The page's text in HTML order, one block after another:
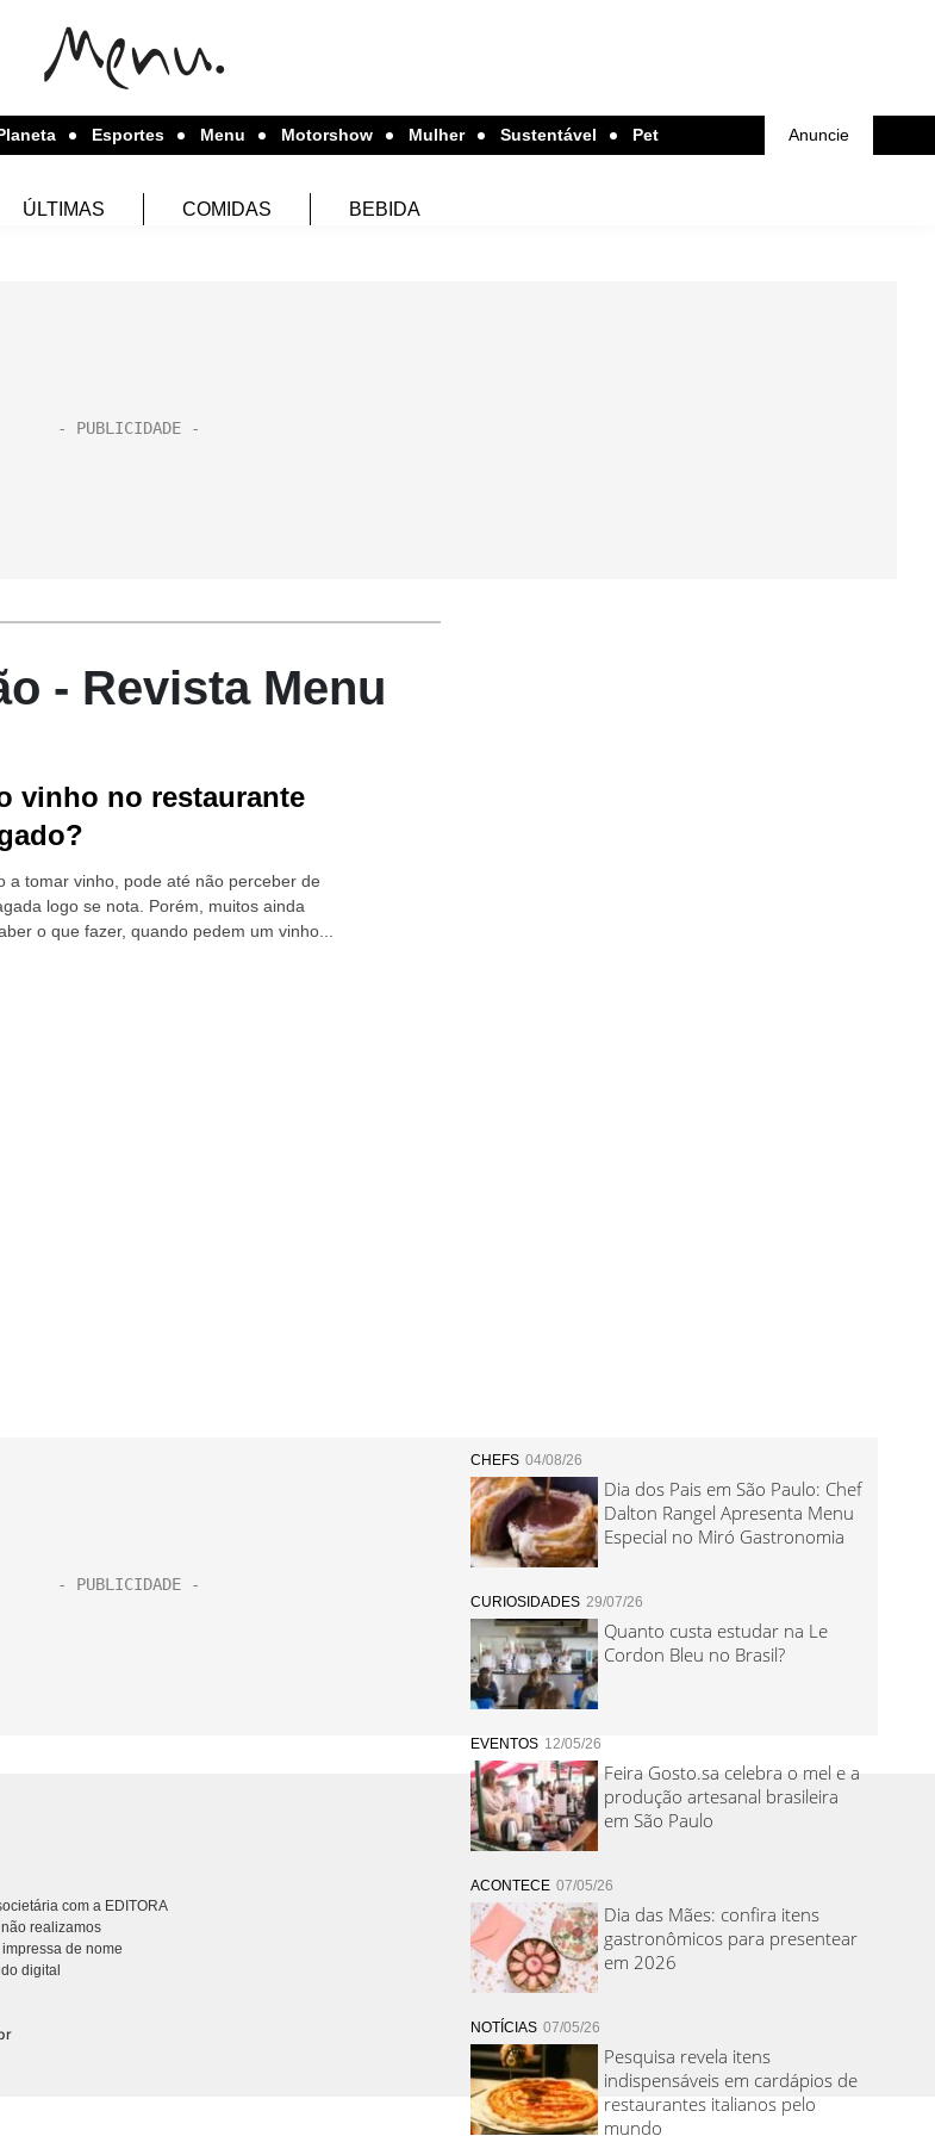
Esportes Menu Motorshow Mulher Sustentável Pet Anuncie
ÚLTIMAS COMIDAS BEBIDA
- Revista Menu
vinho no restaurante
a tomar vinho, pode até não perceber de
logo se nota. Porém, muitos ainda
o que fazer, quando pedem um vinho...
CHEFS 04/08/26
Dia dos Pais em São Paulo: Chef
Dalton Rangel Apresenta Menu
Especial no Miró Gastronomia
CURIOSIDADES 29/07/26
Quanto custa estudar na Le
Cordon Bleu no Brasil?
EVENTOS 12/05/26
Feira Gosto.sa celebra o mel e a
produção artesanal brasileira
em São Paulo
ACONTECE 07/05/26
Dia das Mães: confira itens
gastronômicos para presentear
em 2026
NOTÍCIAS 07/05/26
Pesquisa revela itens
indispensáveis em cardápios de
restaurantes italianos pelo
mundo
com a EDITORA
realizamos
de nome
digital